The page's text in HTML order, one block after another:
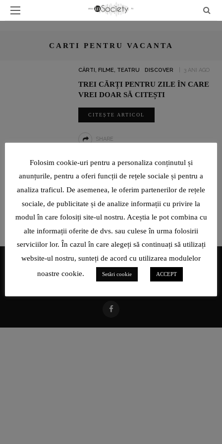
CARTI PENTRU VACANTA
CĂRTI, FILME, TEATRU DISCOVER 3 ANI AGO
TREI CĂRȚI PENTRU ZILE ÎN CARE
VREI DOAR SĂ CITEȘTI
CITEȘTE ARTICOL
SHARE
„SUNT O TIMIDĂ PE CARE VIAȚA ȘI PROFESIA AU ÎNVĂȚAT-O ȘI
AU FORȚAT-O SĂ DEVINĂ CURAJOASĂ!”
Folosim cookie-uri pentru a personaliza conținutul și
anunțurile, pentru a oferi funcții de rețele sociale și pentru a
analiza traficul. De asemenea, le oferim partenerilor de rețele
sociale, de publicitate și de analize informații cu privire la
modul în care folosiți site-ul nostru. Aceștia le pot combina cu
alte informații oferite de dvs. sau culese în urma folosirii
serviciilor lor. În cazul în care alegeți să continuați să utilizați
website-ul nostru, sunteți de acord cu utilizarea modulelor
noastre cookie.
Setări cookie ACCEPT